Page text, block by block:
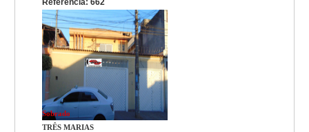
Referência: 662
Sobrado
TRÊS MARIAS